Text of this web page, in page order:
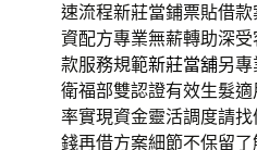
速流程新莊當鋪票貼借
資配方專業無薪轉助深受
款服務規範新莊當舖另
衛福部雙認證有效生髮
率實現資金靈活調度請
錢再借方案細節不保留了